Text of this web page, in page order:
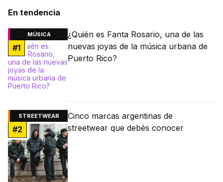
En tendencia
MÚSICA
#1
¿Quién es Fanta Rosario, una de las
nuevas joyas de la música urbana de
Puerto Rico?
STREETWEAR
#2
Cinco marcas argentinas de
streetwear que debés conocer